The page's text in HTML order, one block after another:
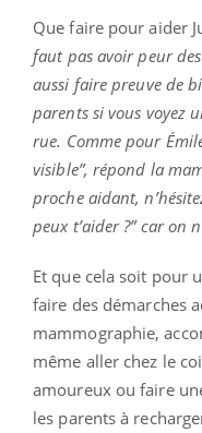
Que faire pour aider
faut pas avoir peur
aussi faire preuve de
parents si vous voyez
rue. Comme pour
visible”, répond la
proche aidant,
peux t’aider ?” car on
Et que cela soit pour
faire des démarches
mammographie,
même aller chez le
amoureux ou faire
les parents à